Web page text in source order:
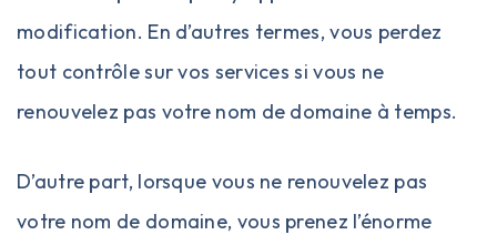
modification. En d’autres termes, vous perdez
tout contrôle sur vos services si vous ne
renouvelez pas votre nom de domaine à temps.
D’autre part, lorsque vous ne renouvelez pas
votre nom de domaine, vous prenez l’énorme